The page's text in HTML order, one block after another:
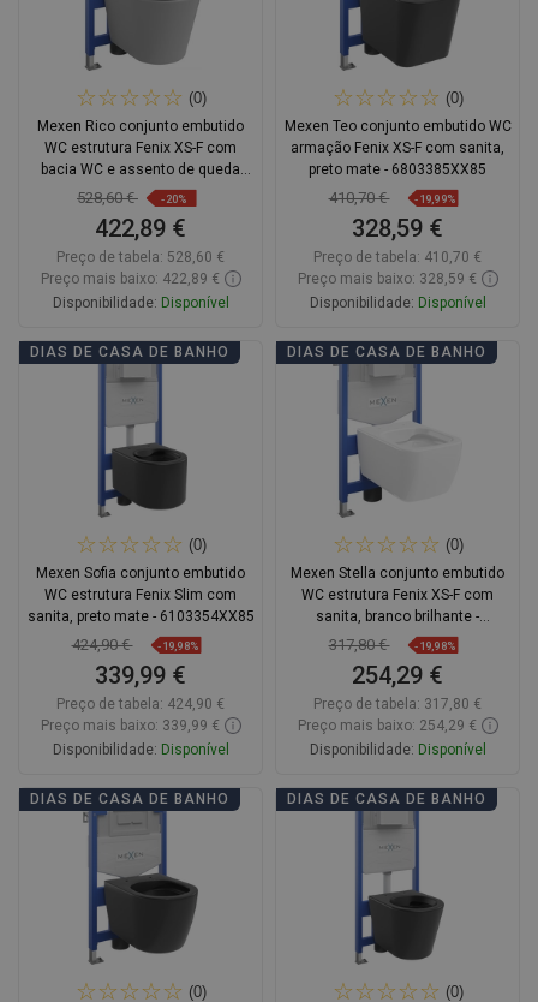
(0)
Mexen Rico conjunto embutido
WC estrutura Fenix XS-F com
bacia WC e assento de queda
lenta, cinza claro mate -
528,60 € -20%
422,89 €
Preço de tabela: 528,60 €
Preço mais baixo: 422,89 €
Disponibilidade: Disponível
Adicionar
(0)
Mexen Teo conjunto embutido WC
armação Fenix XS-F com sanita,
preto mate - 6803385XX85
410,70 € -19,99%
328,59 €
Preço de tabela: 410,70 €
Preço mais baixo: 328,59 €
Disponibilidade: Disponível
Adicionar
DIAS DE CASA DE BANHO
(0)
Mexen Sofia conjunto embutido
WC estrutura Fenix Slim com
sanita, preto mate - 6103354XX85
424,90 € -19,98%
339,99 €
Preço de tabela: 424,90 €
Preço mais baixo: 339,99 €
Disponibilidade: Disponível
Adicionar
DIAS DE CASA DE BANHO
(0)
Mexen Stella conjunto embutido
WC estrutura Fenix XS-F com
sanita, branco brilhante -
6803368XX00
317,80 € -19,98%
254,29 €
Preço de tabela: 317,80 €
Preço mais baixo: 254,29 €
Disponibilidade: Disponível
Adicionar
DIAS DE CASA DE BANHO
(0)
DIAS DE CASA DE BANHO
(0)